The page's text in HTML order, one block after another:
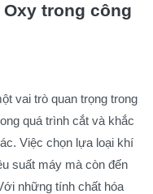
trong công
vai trò quan trọng trong
quá trình cắt và khắc
Việc chọn lựa loại khí
suất máy mà còn đến
những tính chất hóa